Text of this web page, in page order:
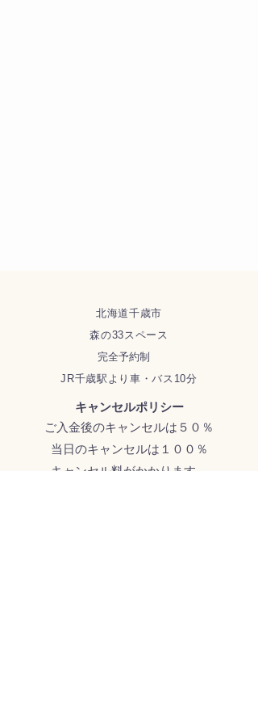
北海道千歳市
森の33スペース
完全予約制
​JR千歳駅より車・バス10分
キャンセルポリシー
ご入金後のキャンセルは５０％
当日のキャンセルは１００％
キャンセル料がかかります。